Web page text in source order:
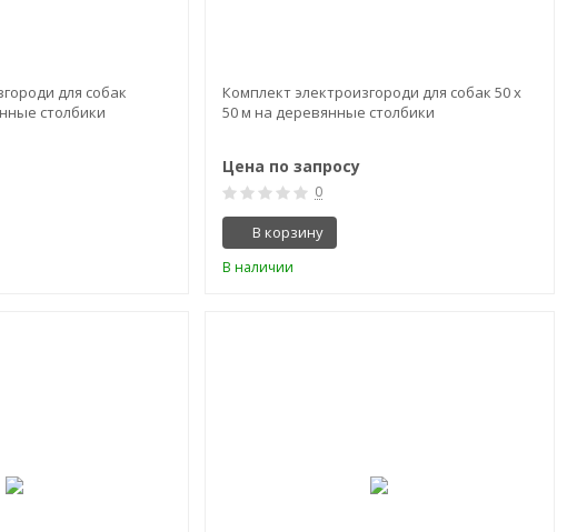
для собак
столбики
Комплект электроизгороди для собак 50 х
50 м на деревянные столбики
Цена по запросу
0
В корзину
В наличии